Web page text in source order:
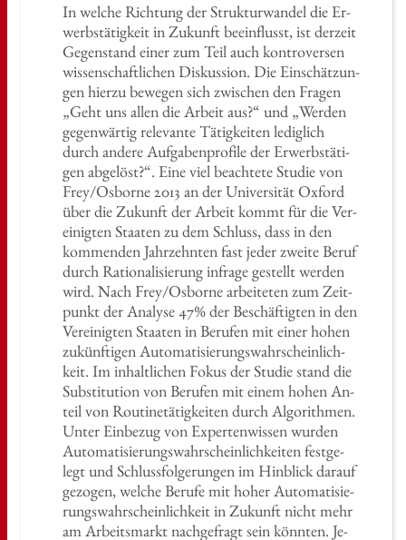
In wel­che Rich­tung der Struk­tur­wan­del die Er­
werbs­tä­tig­keit in Zu­kunft be­ein­flusst, ist der­zeit
Ge­gen­stand einer zum Teil auch kon­tro­ver­sen
wis­sen­schaft­li­chen Dis­kus­si­on. Die Ein­schät­zun­
gen hier­zu be­we­gen sich zwi­schen den Fra­gen
„Geht uns allen die Ar­beit aus?“ und „Wer­den
ge­gen­wär­tig re­le­van­te Tä­tig­kei­ten le­dig­lich
durch an­de­re Auf­ga­ben­pro­fi­le der Er­werbs­tä­ti­
gen ab­ge­löst?“. Eine viel be­ach­te­te Stu­die von
Frey/Os­bor­ne 2013 an der Uni­ver­si­tät Ox­ford
über die Zu­kunft der Ar­beit kommt für die Ver­
ei­nig­ten Staa­ten zu dem Schluss, dass in den
kom­men­den Jahr­zehn­ten fast jeder zwei­te Beruf
durch Ra­tio­na­li­sie­rung in­fra­ge ge­stellt wer­den
wird. Nach Frey/Os­bor­ne ar­bei­te­ten zum Zeit­
punkt der Ana­ly­se 47% der Be­schäf­tig­ten in den
Ver­ei­nig­ten Staa­ten in Be­ru­fen mit einer hohen
zu­künf­ti­gen Au­to­ma­ti­sie­rungs­wahr­schein­lich­
keit. Im in­halt­li­chen Fokus der Stu­die stand die
Sub­sti­tu­ti­on von Be­ru­fen mit einem hohen An­
teil von Rou­ti­ne­tä­tig­kei­ten durch Al­go­rith­men.
Unter Ein­be­zug von Ex­per­ten­wis­sen wur­den
Au­to­ma­ti­sie­rungs­wahr­schein­lich­kei­ten fest­ge­
legt und Schluss­fol­ge­run­gen im Hin­blick dar­auf
ge­zo­gen, wel­che Be­ru­fe mit hoher Au­to­ma­ti­sie­
rungs­wahr­schein­lich­keit in Zu­kunft nicht mehr
am Ar­beits­markt nach­ge­fragt sein könn­ten. Je­